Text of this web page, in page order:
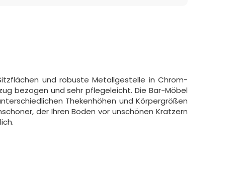
und robuste Metallgestelle in Chrom-
bezogen und sehr pflegeleicht. Die Bar-Möbel
Thekenhöhen und Körpergrößen
der Ihren Boden vor unschönen Kratzern